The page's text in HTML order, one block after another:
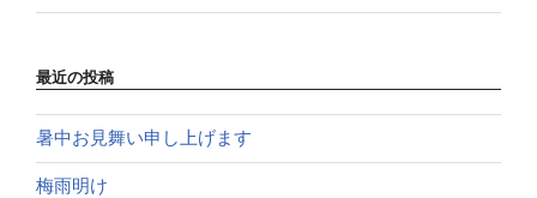
最近の投稿
暑中お見舞い申し上げます
梅雨明け